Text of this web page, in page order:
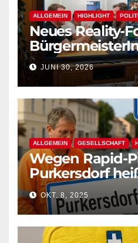
ALLGEMEIN HIGHLIGHT
Neues Reality-
JUNI 30, 2026
ALLGEMEIN GESELLSCHAFT
Wegen Rapid-
Purkersdorf
West“
OKT. 8, 2025